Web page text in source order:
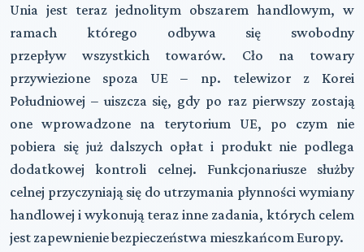
Unia jest teraz jednolitym obszarem handlowym, w
ramach którego odbywa się swobodny
przepływ wszystkich towarów. Cło na towary
przywiezione spoza UE – np. telewizor z Korei
Południowej – uiszcza się, gdy po raz pierwszy zostają
one wprowadzone na terytorium UE, po czym nie
pobiera się już dalszych opłat i produkt nie podlega
dodatkowej kontroli celnej. Funkcjonariusze służby
celnej przyczyniają się do utrzymania płynności wymiany
handlowej i wykonują teraz inne zadania, których celem
jest zapewnienie bezpieczeństwa mieszkańcom Europy.